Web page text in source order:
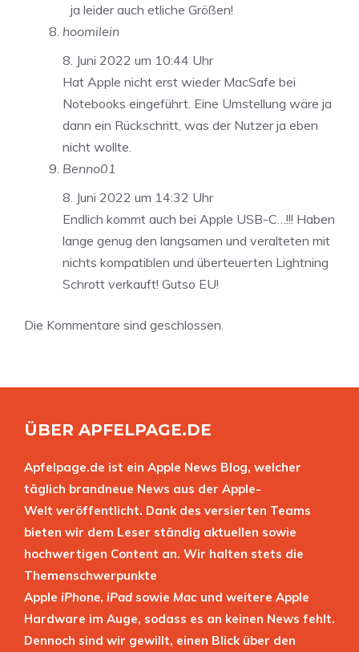
ja leider auch etliche Größen!
hoomilein
8. Juni 2022 um 10:44 Uhr
Hat Apple nicht erst wieder MacSafe bei
Notebooks eingeführt. Eine Umstellung wäre ja
dann ein Rückschritt, was der Nutzer ja eben
nicht wollte.
Benno01
8. Juni 2022 um 14:32 Uhr
Endlich kommt auch bei Apple USB-C…!!! Haben
lange genug den langsamen und veralteten mit
nichts kompatiblen und überteuerten Lightning
Schrott verkauft! Gutso EU!
Die Kommentare sind geschlossen.
ÜBER APFELPAGE.DE
Apfelpage.de ist ein Apple News Blog, welcher
täglich brandneue News aus der Apple-
Welt veröffentlicht. Dank des versierten Teams
bieten wir dem Leser ständig aktuellen sowie
hochwertigen Content an. Wir halten stets die
Themenschwerpunkte
Apple iPhone, iPad sowie Mac und weitere Apple
Hardware im Auge, sodass es an keinen News fehlt.
Dennoch sind wir gewillt, einen Blick über den